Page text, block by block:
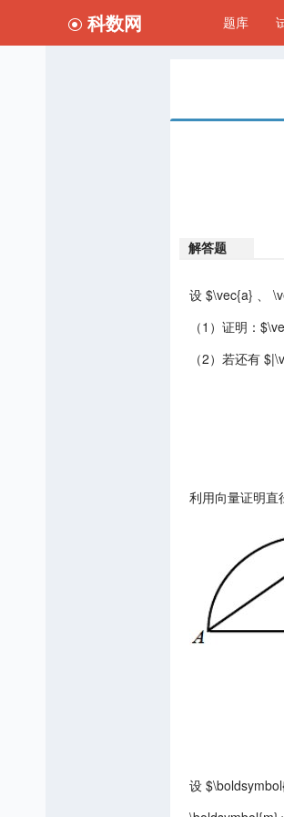
科数网 题库
解答题
设 $\vec{a} 、
（1）证明：
（2）若还有
利用向量证明直
设